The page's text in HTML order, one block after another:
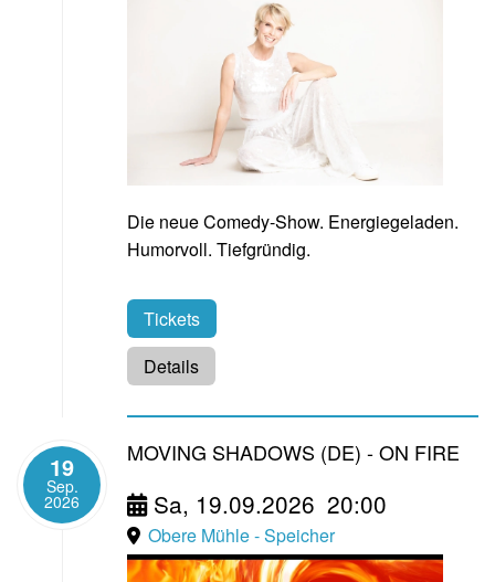
Die neue Comedy-Show. Energiegeladen.
Humorvoll. Tiefgründig.
Tickets
Details
19
Sep.
2026
MOVING SHADOWS (DE) - ON FIRE
Sa, 19.09.2026 20:00
Obere Mühle - Speicher